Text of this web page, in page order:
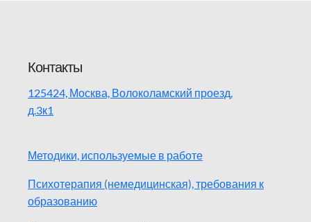
Контакты
125424, Москва, Волоколамский проезд,
д.3к1
Методики, используемые в работе
Психотерапия (немедицинская), требования к
образованию